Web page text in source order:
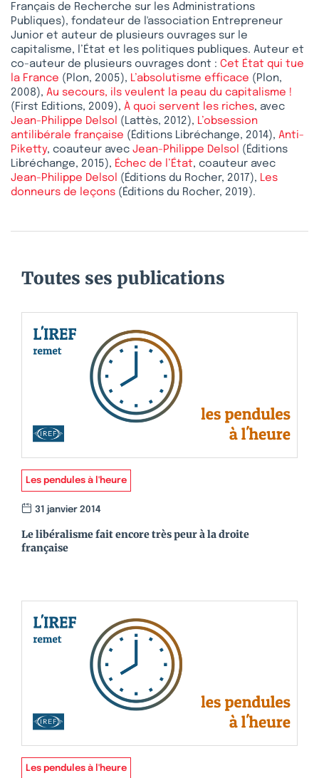
Français de Recherche sur les Administrations
Publiques), fondateur de l'association Entrepreneur
Junior et auteur de plusieurs ouvrages sur le
capitalisme, l’État et les politiques publiques. Auteur et
co-auteur de plusieurs ouvrages dont : Cet État qui tue
la France (Plon, 2005), L’absolutisme efficace (Plon,
2008), Au secours, ils veulent la peau du capitalisme !
(First Editions, 2009), À quoi servent les riches, avec
Jean-Philippe Delsol
(Lattès, 2012), L’obsession
antilibérale française (Éditions Libréchange, 2014), Anti-
Piketty, coauteur avec Jean-Philippe Delsol
(Éditions
Libréchange, 2015), Échec de l’État, coauteur avec
Jean-Philippe Delsol
(Éditions du Rocher, 2017), Les
donneurs de leçons (Éditions du Rocher, 2019).
Toutes ses publications
Les pendules à l'heure
31 janvier 2014
Le libéralisme fait encore très peur à la droite
française
Les pendules à l'heure